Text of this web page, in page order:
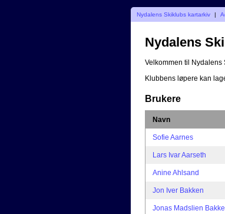
Nydalens Skiklubs kartarkiv |
Nydalens
Velkommen til Nydalens
Klubbens løpere kan
Brukere
Navn
Sofie Aarnes
Lars Ivar Aarseth
Anine Ahlsand
Jon Iver Bakken
Jonas Madslien